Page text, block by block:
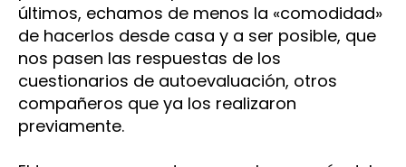
últimos, echamos de menos la «comodidad»
de hacerlos desde casa y a ser posible, que
nos pasen las respuestas de los
cuestionarios de autoevaluación, otros
compañeros que ya los realizaron
previamente.